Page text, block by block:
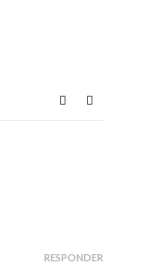
RESPONDER